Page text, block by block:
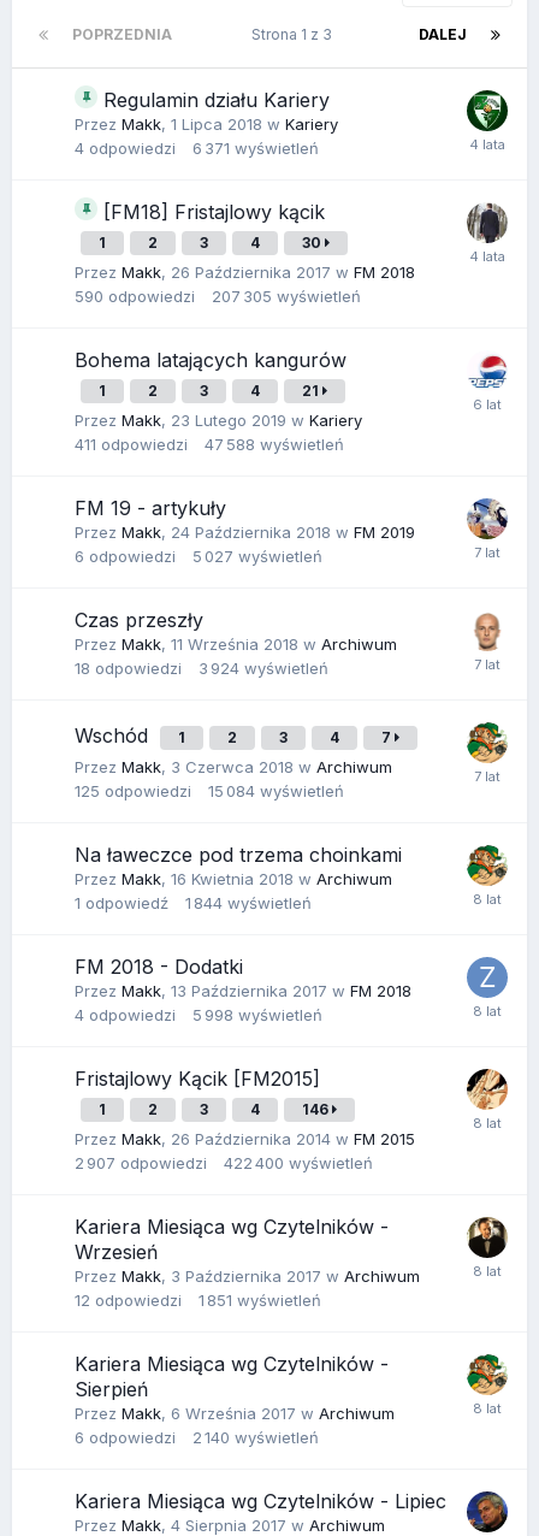
POPRZEDNIA DALEJ
Strona 1 z 3
Regulamin działu Kariery
Przez Makk, 1 Lipca 2018 w Kariery
4 odpowiedzi 6 371 wyświetleń
[FM18] Fristajlowy kącik
1 2 3 4 30
Przez Makk, 26 Października 2017 w FM 2018
590 odpowiedzi 207 305 wyświetleń
Bohema latających kangurów
1 2 3 4 21
Przez Makk, 23 Lutego 2019 w Kariery
411 odpowiedzi 47 588 wyświetleń
FM 19 - artykuły
Przez Makk, 24 Października 2018 w FM 2019
6 odpowiedzi 5 027 wyświetleń
Czas przeszły
Przez Makk, 11 Września 2018 w Archiwum
18 odpowiedzi 3 924 wyświetleń
Wschód 1 2 3 4 7
Przez Makk, 3 Czerwca 2018 w Archiwum
125 odpowiedzi 15 084 wyświetleń
Na ławeczce pod trzema choinkami
Przez Makk, 16 Kwietnia 2018 w Archiwum
1 odpowiedź 1 844 wyświetleń
FM 2018 - Dodatki
Przez Makk, 13 Października 2017 w FM 2018
4 odpowiedzi 5 998 wyświetleń
Fristajlowy Kącik [FM2015]
1 2 3 4 146
Przez Makk, 26 Października 2014 w FM 2015
2 907 odpowiedzi 422 400 wyświetleń
Kariera Miesiąca wg Czytelników -
Wrzesień
Przez Makk, 3 Października 2017 w Archiwum
12 odpowiedzi 1 851 wyświetleń
Kariera Miesiąca wg Czytelników -
Sierpień
Przez Makk, 6 Września 2017 w Archiwum
6 odpowiedzi 2 140 wyświetleń
Kariera Miesiąca wg Czytelników - Lipiec
Przez Makk, 4 Sierpnia 2017 w Archiwum